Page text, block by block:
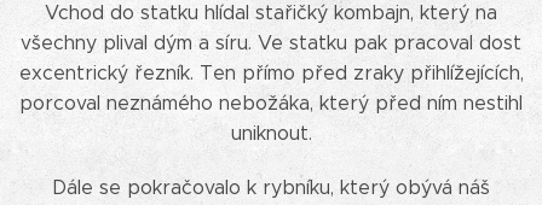
Vchod do statku hlídal stařičký kombajn, který na
všechny plival dým a síru. Ve statku pak pracoval dost
excentrický řezník. Ten přímo před zraky přihlížejících,
porcoval neznámého nebožáka, který před ním nestihl
uniknout.
Dále se pokračovalo k rybníku, který obývá náš